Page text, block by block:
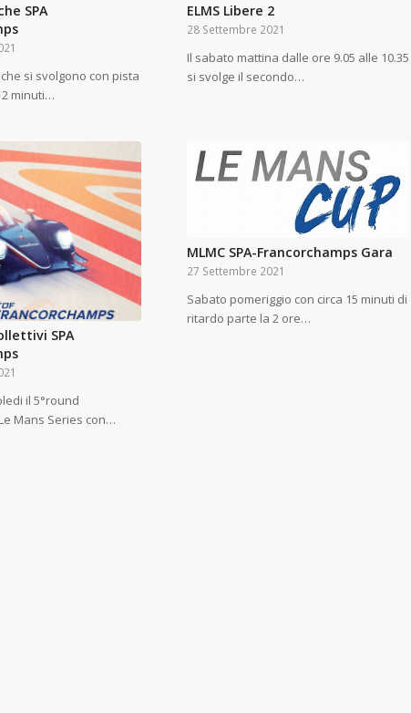
SPA
si svolgono con pista
minuti…
ELMS Libere 2
28 Settembre 2021
Il sabato mattina dalle ore 9.05 alle 10.35
si svolge il secondo…
SPA
il 5°round
Mans Series con…
MLMC SPA-Francorchamps Gara
27 Settembre 2021
Sabato pomeriggio con circa 15 minuti di
ritardo parte la 2 ore…